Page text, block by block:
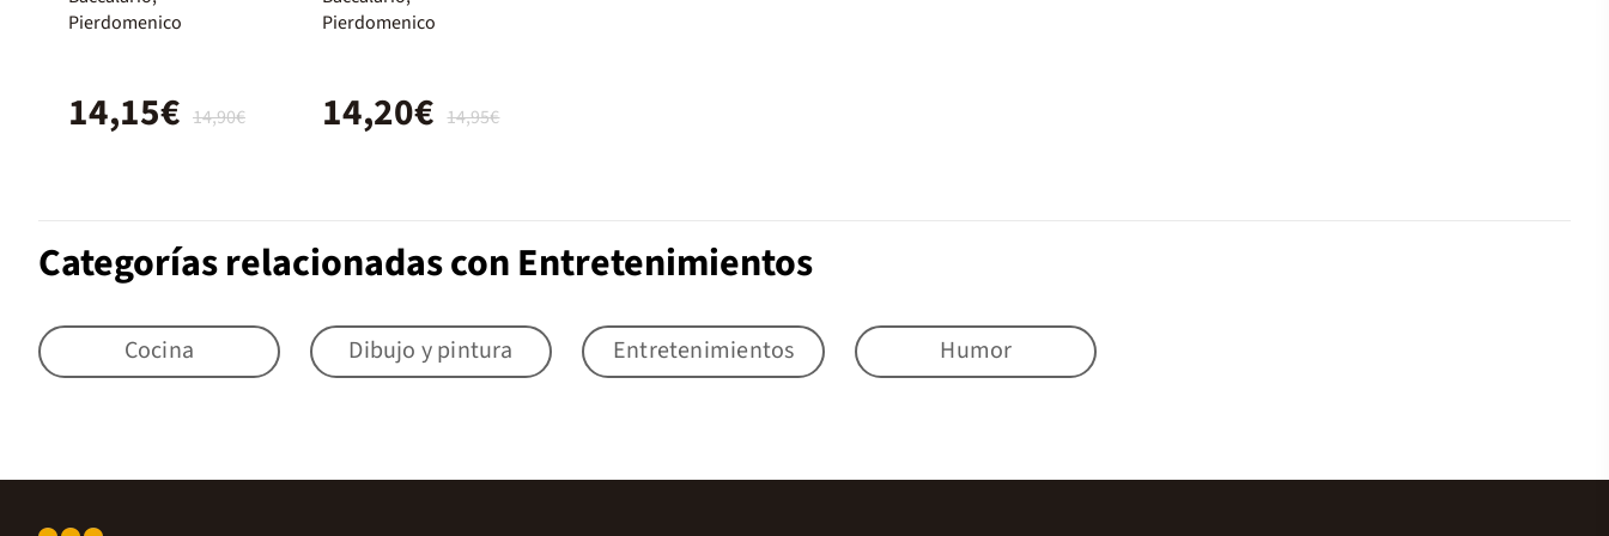
secretes pe
Pierdomenico
14,90€
14,15€
secretas para
el mundo de
Pierdomenico
14,95€
14,20€
Categorías relacionadas con Entretenimientos
Cocina Dibujo y pintura Entretenimientos Humor